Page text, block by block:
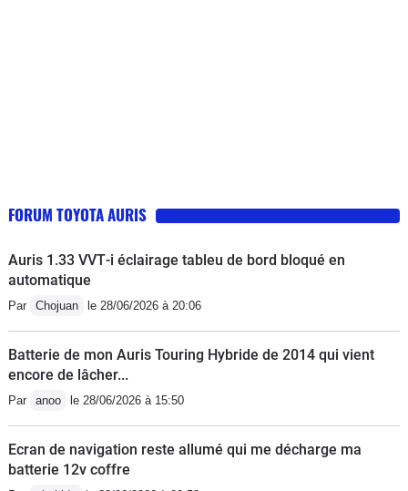
FORUM TOYOTA AURIS
Auris 1.33 VVT‑i éclairage tableu de bord bloqué en
automatique
Par Chojuan le 28/06/2026 à 20:06
Batterie de mon Auris Touring Hybride de 2014 qui vient
encore de lâcher...
Par anoo le 28/06/2026 à 15:50
Ecran de navigation reste allumé qui me décharge ma
batterie 12v coffre